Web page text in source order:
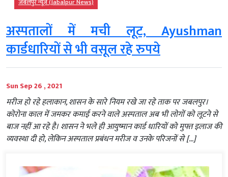
अस्पतालों में मची लूट, Ayushman
कार्डधारियों से भी वसूल रहे रुपये
Sun Sep 26 , 2021
मरीज हो रहे हलाकान, शासन के सारे नियम रखे जा रहे ताक पर जबलपुर।
कोरोना काल में जमकर कमाई करने वाले अस्पताल अब भी लोगों को लूटने से
बाज नहीं आ रहे है। शासन ने भले ही आयुष्मान कार्ड धारियों को मुफ्त इलाज की
व्यवस्था दी हो, लेकिन अस्पताल प्रबंधन मरीज व उनके परिजनों से […]